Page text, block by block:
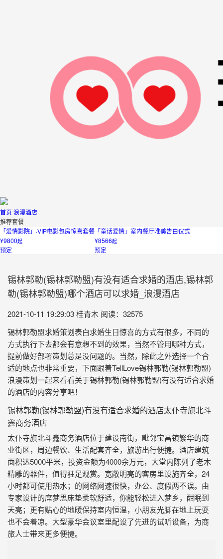
首页浪漫酒店
推荐套餐
「爱情影院」·VIP电影包房惊喜套餐
¥9800起
预定
「童话爱情」室内餐厅唯美告白仪式
¥8566起
预定
锡林郭勒(锡林郭勒盟)有没有适合求婚的酒店,锡林郭
勒(锡林郭勒盟)哪个酒店可以求婚_浪漫酒店
2021-10-11 19:29:03桂青木 阅读：32575
锡林郭勒盟求婚策划表白求婚生日惊喜的方式有很多，不同的
方式执行下去都会有意想不到的效果，当然不管用哪种方式，
提前做好部署策划总是没问题的。当然，除此之外选择一个合
适的地点也非常重要，下面跟着TellLove锡林郭勒(锡林郭勒盟)
浪漫策划一起来看看关于锡林郭勒(锡林郭勒盟)有没有适合求婚
的酒店的内容分享吧！
锡林郭勒(锡林郭勒盟)有没有适合求婚的酒店太仆寺旗北斗
鑫商务酒店
太仆寺旗北斗鑫商务酒店位于建设南街，毗邻宝昌镇繁华的商
业街区，周边餐饮、生活配套齐全，旅游出行便捷。酒店建筑
面积达5000平米，投资金额为4000余万元，大堂内陈列了老木
精雕的器件，值得驻足观赏。宽敞明亮的客房里设施齐全，24
小时都可使用热水；的网络网速很快，办公、度假两不误。由
专家设计的席梦思床垫柔软舒适，你能轻松进入梦乡，酣眠到
天亮；更有贴心的地暖保持室内恒温，小朋友光脚在地上玩耍
也不会着凉。大型豪华会议室里配设了先进的试听设备，为商
旅人士带来更多便捷。